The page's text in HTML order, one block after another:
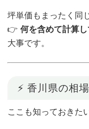
坪単価もまったく同じ
👉 何を含めて計算
大事です。
⚡ 香川県の相
ここも知っておきた